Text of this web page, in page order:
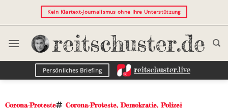
Kein Klartext-Journalismus ohne Ihre Unterstützung
Persönliches Briefing
Corona-Proteste Corona-Proteste,Demokratie,Polizei